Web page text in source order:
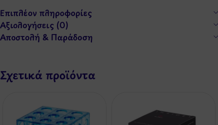
Επιπλέον πληροφορίες
Αξιολογήσεις (0)
Αποστολή & Παράδοση
Σχετικά προϊόντα